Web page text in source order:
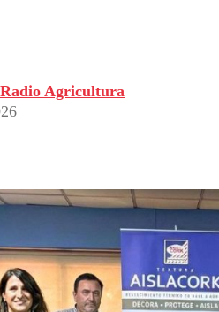
Agricultura